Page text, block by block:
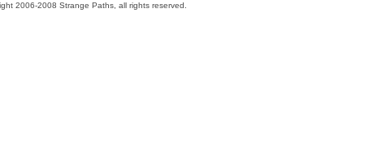
2006-2008 Strange Paths, all rights reserved.